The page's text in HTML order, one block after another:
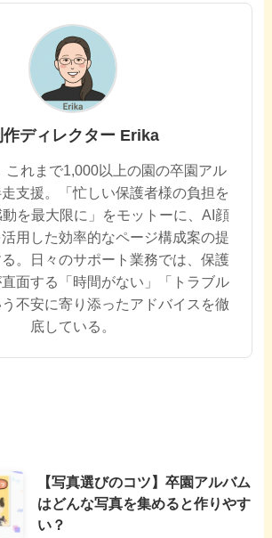
作ディレクター Erika
これまで1,000以上の園の卒園アル
支援。「忙しい保護者様の負担を
を最大限に」をモットーに、AI顔
用した効率的なページ構成案の提
。日々のサポート業務では、保護
面する「時間がない」「トラブル
不安に寄り添ったアドバイスを徹
底している。
【写真選びのコツ】卒園アルバム
はどんな写真を集めると作りやす
い？